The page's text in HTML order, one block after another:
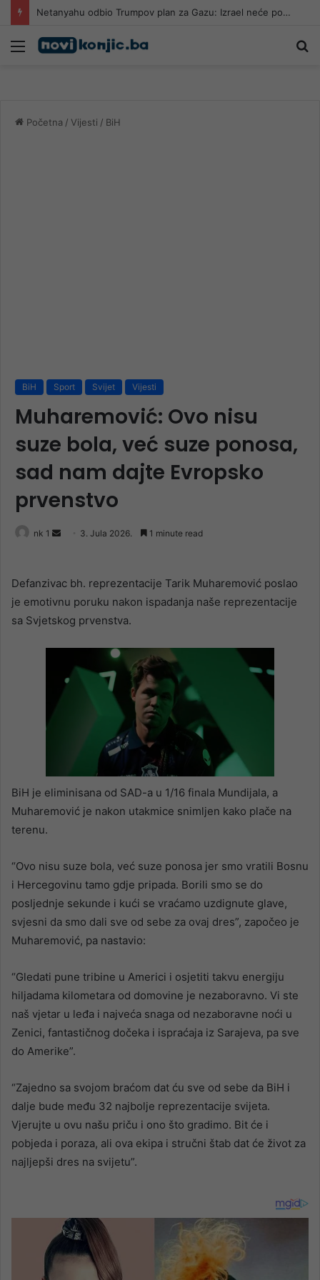
Netanyahu odbio Trumpov plan za Gazu: Izrael neće povući vojsku dok Hamas ne bude razoružan
Meni
Početna / Vijesti / BiH
BiH Sport Svijet Vijesti
Muharemović: Ovo nisu
suze bola, već suze ponosa,
sad nam dajte Evropsko
prvenstvo
nk 1
Send 3. Jula 2026. 1 minute read
Defanzivac bh. reprezentacije Tarik Muharemović poslao
je emotivnu poruku nakon ispadanja naše reprezentacije
sa Svjetskog prvenstva.
BiH je eliminisana od SAD-a u 1/16 finala Mundijala, a
Muharemović je nakon utakmice snimljen kako plače na
terenu.
“Ovo nisu suze bola, već suze ponosa jer smo vratili Bosnu
i Hercegovinu tamo gdje pripada. Borili smo se do
posljednje sekunde i kući se vraćamo uzdignute glave,
svjesni da smo dali sve od sebe za ovaj dres”, započeo je
Muharemović, pa nastavio:
“Gledati pune tribine u Americi i osjetiti takvu energiju
hiljadama kilometara od domovine je nezaboravno. Vi ste
naš vjetar u leđa i najveća snaga od nezaboravne noći u
Zenici, fantastičnog dočeka i ispraćaja iz Sarajeva, pa sve
do Amerike”.
“Zajedno sa svojom braćom dat ću sve od sebe da BiH i
dalje bude među 32 najbolje reprezentacije svijeta.
Vjerujte u ovu našu priču i ono što gradimo. Bit će i
pobjeda i poraza, ali ova ekipa i stručni štab dat će život za
najljepši dres na svijetu”.